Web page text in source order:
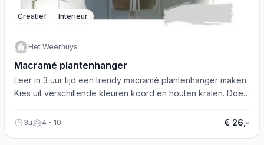
Creatief Interieur
Het Weerhuys
Macramé plantenhanger
Leer in 3 uur tijd een trendy macramé plantenhanger maken.
Kies uit verschillende kleuren koord en houten kralen. Doe
3u 4 - 10 € 26,-